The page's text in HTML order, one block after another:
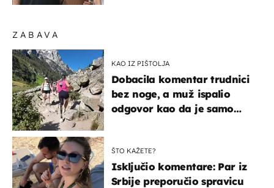
ZABAVA
KAO IZ PIŠTOLJA
Dobacila komentar trudnici
bez noge, a muž ispalio
odgovor kao da je samo
ŠTO KAŽETE?
Isključio komentare: Par iz
Srbije preporučio spravicu